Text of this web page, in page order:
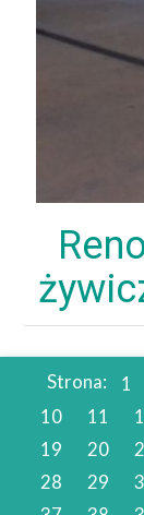
Strona: 1
10
11
19
20
28
29